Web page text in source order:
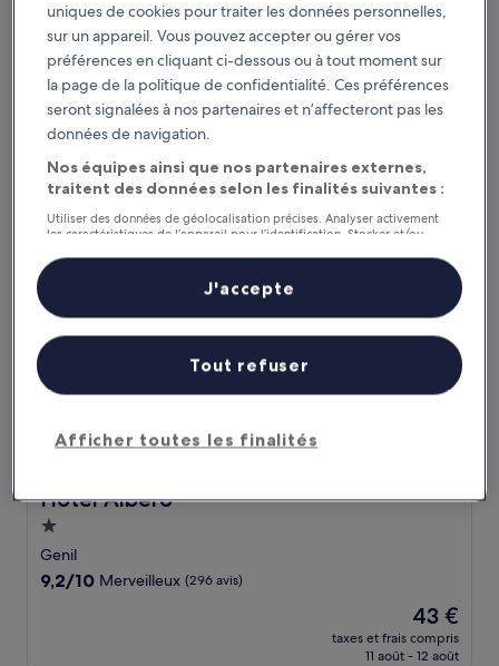
BS Capitulaciones
BS Capitulaciones
Hébergement
4.0 étoiles
Santa Fe
7.4
sur
Bien,
(147 avis)
7,4/10 Bien (147 avis)
nouveau
prix
de
taxes et frais compris
14 août - 15 août
Hotel Albero
Hotel Albero
Hébergement
1.0 étoile
Genil
9.2
9,2/10 Merveilleux (296 avis)
Le
nouveau
prix
43 €
taxes et frais compris
11 août - 12 août
Hotel Albero
uniques de cookies pour traiter les données personnelles,
sur un appareil. Vous pouvez accepter ou gérer vos
préférences en cliquant ci-dessous ou à tout moment sur
la page de la politique de confidentialité. Ces préférences
seront signalées à nos partenaires et n’affecteront pas les
données de navigation.
Nos équipes ainsi que nos partenaires externes,
traitent des données selon les finalités suivantes :
Utiliser des données de géolocalisation précises. Analyser activement
les caractéristiques de l’appareil pour l’identification. Stocker et/ou
personnalisés, mesure de performance des publicités et du contenu,
études d’audience et développement de services.
Liste de nos partenaires (fournisseurs)
Afficher toutes les finalités
Tout refuser
J'accepte